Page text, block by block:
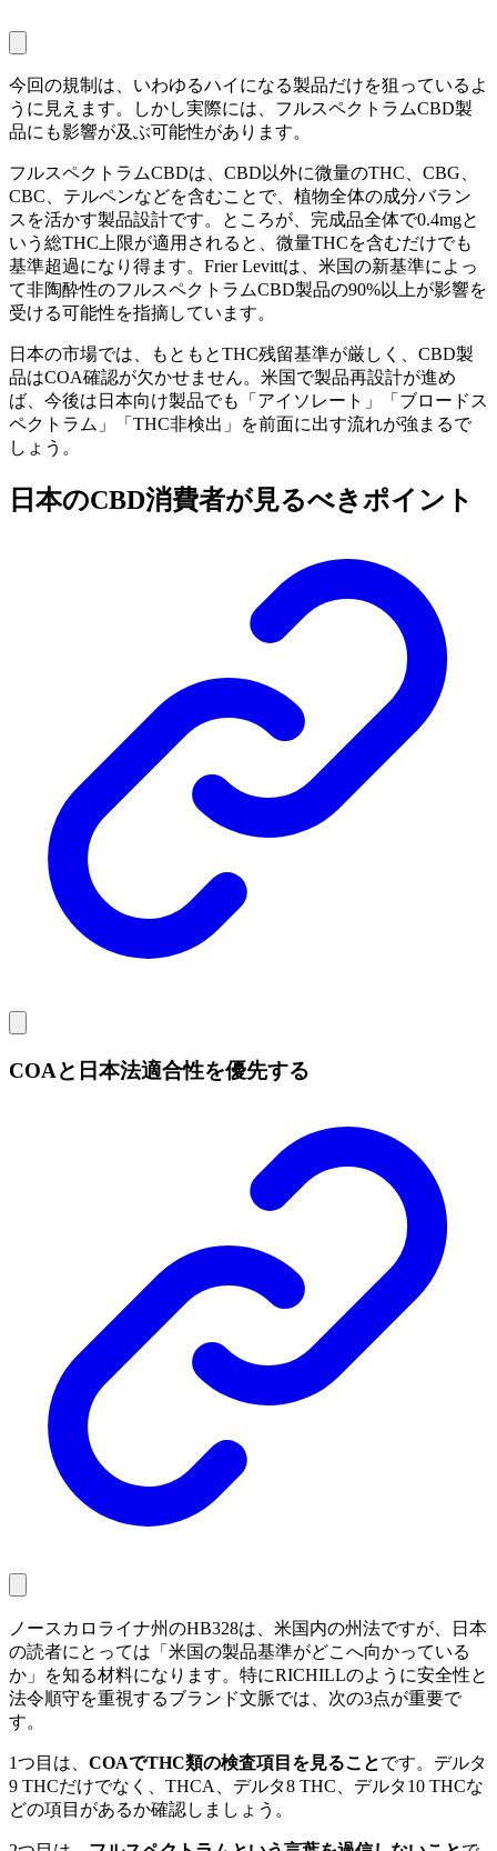
今回の規制は、いわゆるハイになる製品だけを狙っているよ
うに見えます。しかし実際には、フルスペクトラムCBD製
品にも影響が及ぶ可能性があります。
フルスペクトラムCBDは、CBD以外に微量のTHC、CBG、
CBC、テルペンなどを含むことで、植物全体の成分バラン
スを活かす製品設計です。ところが、完成品全体で0.4mgと
いう総THC上限が適用されると、微量THCを含むだけでも
基準超過になり得ます。Frier Levittは、米国の新基準によっ
て非陶酔性のフルスペクトラムCBD製品の90%以上が影響を
受ける可能性を指摘しています。
日本の市場では、もともとTHC残留基準が厳しく、CBD製
品はCOA確認が欠かせません。米国で製品再設計が進め
ば、今後は日本向け製品でも「アイソレート」「ブロードス
ペクトラム」「THC非検出」を前面に出す流れが強まるで
しょう。
日本のCBD消費者が見るべきポイント
COAと日本法適合性を優先する
ノースカロライナ州のHB328は、米国内の州法ですが、日本
の読者にとっては「米国の製品基準がどこへ向かっている
か」を知る材料になります。特にRICHILLのように安全性と
法令順守を重視するブランド文脈では、次の3点が重要で
す。
1つ目は、 COAでTHC類の検査項目を見ることです。デルタ
9 THCだけでなく、THCA、デルタ8 THC、デルタ10 THCな
どの項目があるか確認しましょう。